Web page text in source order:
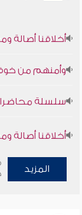
أخلاقنا أصالة
وأمنهم من خوف
أخلاقنا أصالة
وأمنهم من
المزيد